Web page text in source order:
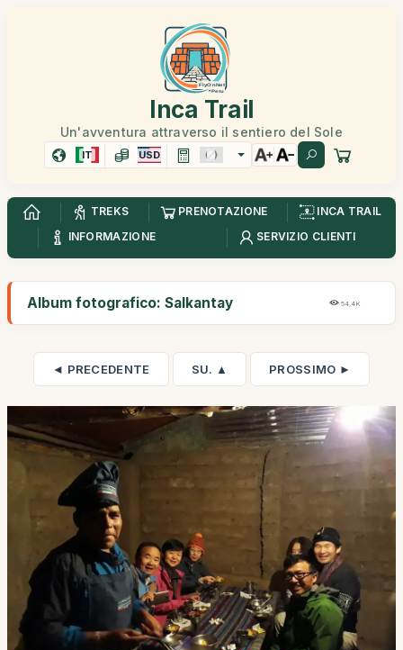
Inca Trail
Un'avventura attraverso il sentiero del Sole
IT USD
TREKS PRENOTAZIONE
INCA TRAIL
INFORMAZIONE
SERVIZIO CLIENTI
Album fotografico: Salkantay 54,4K
◄ PRECEDENTE SU. ▲ PROSSIMO ►